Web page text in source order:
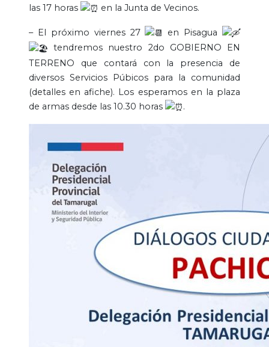
las 17 horas
en la Junta de Vecinos.
– El próximo viernes 27
en Pisagua
tendremos nuestro 2do GOBIERNO EN
TERRENO que contará con la presencia de
diversos Servicios Púbicos para la comunidad
(detalles en afiche). Los esperamos en la plaza
de armas desde las 10.30 horas
.